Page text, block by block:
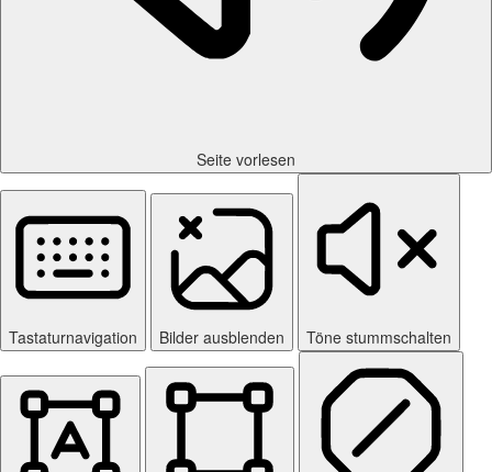
Seite vorlesen
Tastaturnavigation Bilder ausblenden Töne stummschalten